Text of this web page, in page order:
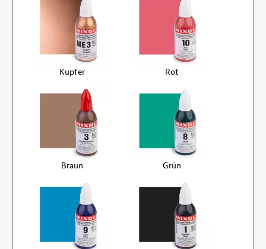
Kupfer Rot
Braun Grün